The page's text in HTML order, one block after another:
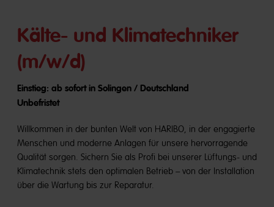
Kälte- und Klimatechniker
(m/w/d)
Einstieg: ab sofort in Solingen / Deutschland
Unbefristet
Willkommen in der bunten Welt von HARIBO, in der engagierte
Menschen und moderne Anlagen für unsere hervorragende
Qualität sorgen. Sichern Sie als Profi bei unserer Lüftungs- und
Klimatechnik stets den optimalen Betrieb – von der Installation
über die Wartung bis zur Reparatur.